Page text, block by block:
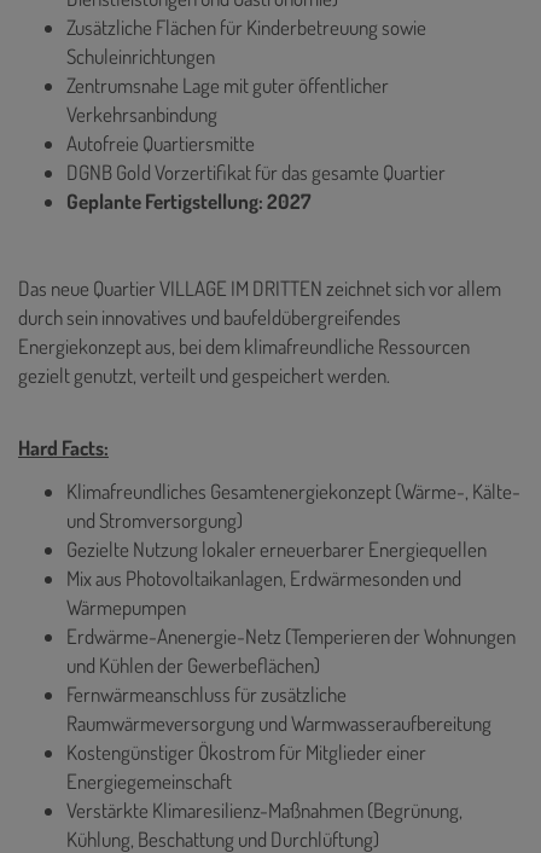
Zusätzliche Flächen für Kinderbetreuung sowie
Schuleinrichtungen
Zentrumsnahe Lage mit guter öffentlicher
Verkehrsanbindung
Autofreie Quartiersmitte
DGNB Gold Vorzertifikat für das gesamte Quartier
Geplante Fertigstellung: 2027
Das neue Quartier VILLAGE IM DRITTEN zeichnet sich vor allem
durch sein innovatives und baufeldübergreifendes
Energiekonzept aus, bei dem klimafreundliche Ressourcen
gezielt genutzt, verteilt und gespeichert werden.
Hard Facts:
Klimafreundliches Gesamtenergiekonzept (Wärme-, Kälte-
und Stromversorgung)
Gezielte Nutzung lokaler erneuerbarer Energiequellen
Mix aus Photovoltaikanlagen, Erdwärmesonden und
Wärmepumpen
Erdwärme-Anenergie-Netz (Temperieren der Wohnungen
und Kühlen der Gewerbeflächen)
Fernwärmeanschluss für zusätzliche
Raumwärmeversorgung und Warmwasseraufbereitung
Kostengünstiger Ökostrom für Mitglieder einer
Energiegemeinschaft
Verstärkte Klimaresilienz-Maßnahmen (Begrünung,
Kühlung, Beschattung und Durchlüftung)